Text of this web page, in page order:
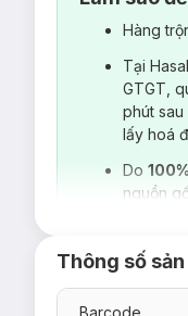
Hàng
Tại
GTGT,
phút
lấy hoá
Do 100%
nguồn
Thông số
Barcode